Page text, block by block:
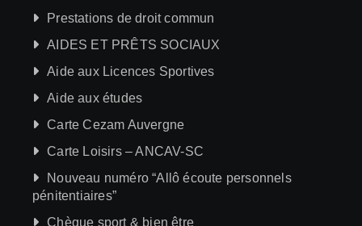
Prestations de droit commun
AIDES ET PRÊTS SOCIAUX
Aide aux Licences Sportives
Aide aux études
Carte Cezam Auvergne
Carte Loisirs – ANCAV-SC
Nouveau numéro “Allô écoute personnels
pénitentiaires”
Chèque sport & bien être